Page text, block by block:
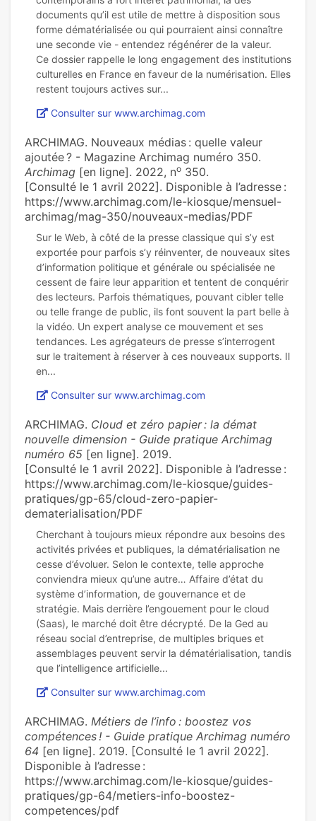
documents qu’il est utile de mettre à disposition sous
forme dématérialisée ou qui pourraient ainsi connaître
une seconde vie - entendez régénérer de la valeur.
Ce dossier rappelle le long engagement des institutions
culturelles en France en faveur de la numérisation. Elles
Consulter sur www.archimag.com
ARCHIMAG. Nouveaux médias : quelle valeur
ajoutée ? - Magazine Archimag numéro 350.
Archimag [en ligne]. 2022, no 350.
[Consulté le 1 avril 2022]. Disponible à l’adresse :
https://www.archimag.com/le-kiosque/mensuel-
archimag/mag-350/nouveaux-medias/PDF
Sur le Web, à côté de la presse classique qui s’y est
exportée pour parfois s’y réinventer, de nouveaux sites
d’information politique et générale ou spécialisée ne
cessent de faire leur apparition et tentent de conquérir
des lecteurs. Parfois thématiques, pouvant cibler telle
ou telle frange de public, ils font souvent la part belle à
la vidéo. Un expert analyse ce mouvement et ses
tendances. Les agrégateurs de presse s’interrogent
sur le traitement à réserver à ces nouveaux supports. Il
Consulter sur www.archimag.com
ARCHIMAG. Cloud et zéro papier : la démat
nouvelle dimension - Guide pratique Archimag
numéro 65 [en ligne]. 2019.
[Consulté le 1 avril 2022]. Disponible à l’adresse :
https://www.archimag.com/le-kiosque/guides-
pratiques/gp-65/cloud-zero-papier-
dematerialisation/PDF
Cherchant à toujours mieux répondre aux besoins des
activités privées et publiques, la dématérialisation ne
cesse d’évoluer. Selon le contexte, telle approche
conviendra mieux qu’une autre… Affaire d’état du
système d’information, de gouvernance et de
stratégie. Mais derrière l’engouement pour le cloud
(Saas), le marché doit être décrypté. De la Ged au
réseau social d’entreprise, de multiples briques et
assemblages peuvent servir la dématérialisation, tandis
Consulter sur www.archimag.com
ARCHIMAG. Métiers de l’info : boostez vos
compétences ! - Guide pratique Archimag numéro
64 [en ligne]. 2019. [Consulté le 1 avril 2022].
Disponible à l’adresse :
https://www.archimag.com/le-kiosque/guides-
pratiques/gp-64/metiers-info-boostez-
competences/pdf